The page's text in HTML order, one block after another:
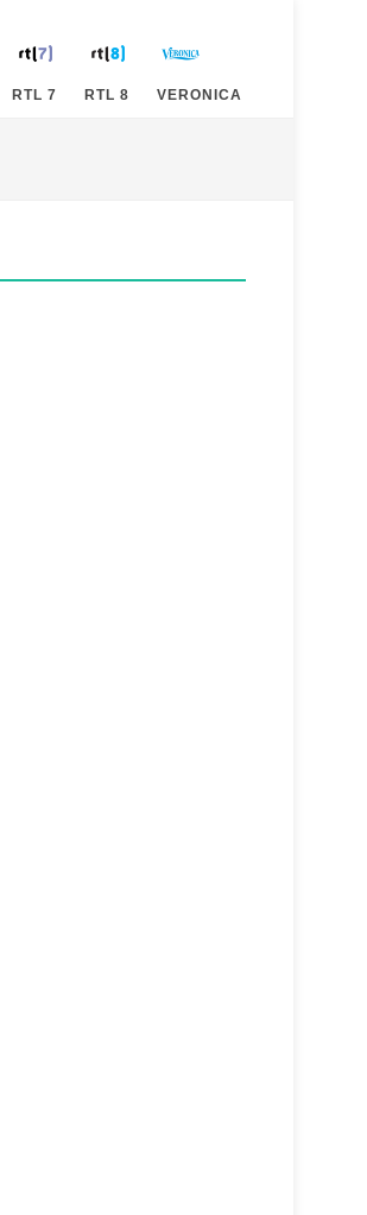
RTL 7 RTL 8 VERONICA